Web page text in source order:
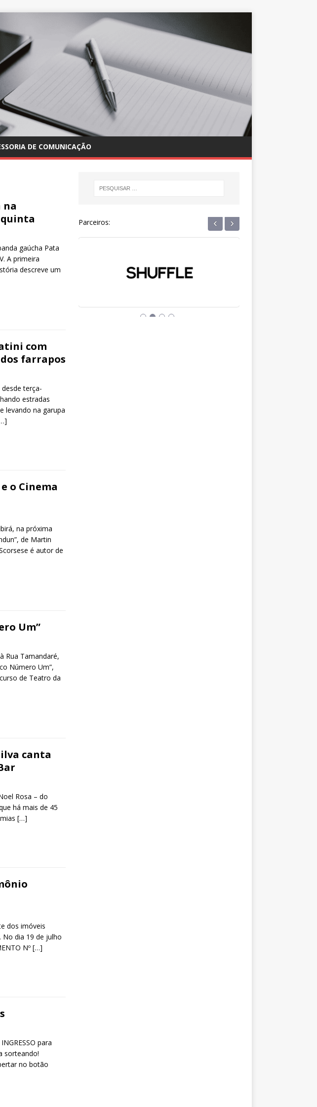
DE COMUNICAÇÃO
na
gaúcha Pata
A primeira
descreve um
com
farrapos
terça-
estradas
levando na garupa
o Cinema
na próxima
de Martin
é autor de
Um”
Rua Tamandaré,
Número Um”,
de Teatro da
canta
Rosa – do
há mais de 45
[…]
dos imóveis
No dia 19 de julho
Nº […]
para
sorteando!
no botão
Parceiros: ‹ ›